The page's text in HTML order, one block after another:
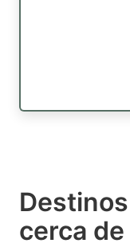
cerca